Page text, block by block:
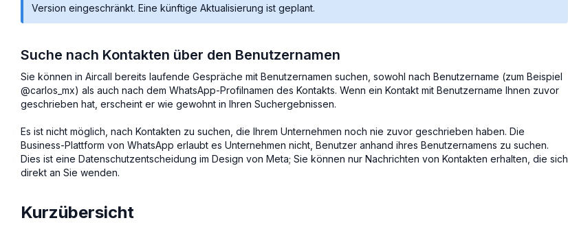
Version eingeschränkt. Eine künftige Aktualisierung ist geplant.
Suche nach Kontakten über den Benutzernamen
Sie können in Aircall bereits laufende Gespräche mit Benutzernamen suchen, sowohl nach Benutzername (zum Beispiel
@carlos_mx) als auch nach dem WhatsApp-Profilnamen des Kontakts. Wenn ein Kontakt mit Benutzername Ihnen zuvor
geschrieben hat, erscheint er wie gewohnt in Ihren Suchergebnissen.
Es ist nicht möglich, nach Kontakten zu suchen, die Ihrem Unternehmen noch nie zuvor geschrieben haben. Die
Business-Plattform von WhatsApp erlaubt es Unternehmen nicht, Benutzer anhand ihres Benutzernamens zu suchen.
Dies ist eine Datenschutzentscheidung im Design von Meta; Sie können nur Nachrichten von Kontakten erhalten, die sich
direkt an Sie wenden.
Kurzübersicht